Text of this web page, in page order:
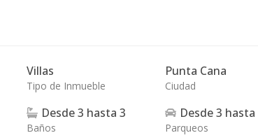
Villas
Tipo de Inmueble
Punta Cana
Ciudad
Desde3 hasta 3
Baños
Desde3 hasta
Parqueos